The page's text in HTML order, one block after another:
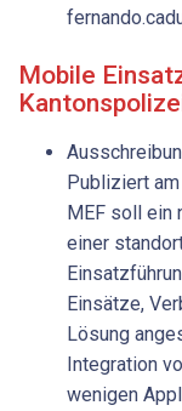
Mobile
Publiziert
MEF soll ein
einer
Einsätze,
Lösung
Integration
wenigen